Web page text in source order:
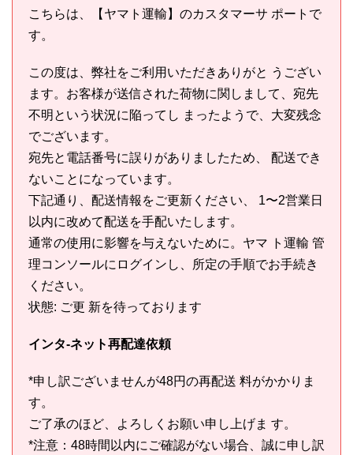
こちらは、【ヤマト運輸】のカスタマーサ ポートで
す。
この度は、弊社をご利用いただきありがと うござい
ます。お客様が送信された荷物に関しまして、宛先
不明という状況に陥ってし まったようで、大変残念
でございます。
宛先と電話番号に誤りがありましたため、 配送でき
ないことになっています。
下記通り、配送情報をご更新ください、 1〜2営業日
以内に改めて配送を手配いたします。
通常の使用に影響を与えないために。ヤマ ト運輸 管
理コンソールにログインし、所定の手順でお手続き
ください。
状態: ご更 新を待っております
インタ-ネット再配達依頼
*申し訳ございませんが48円の再配送 料がかかりま
す。
ご了承のほど、よろしくお願い申し上げま す。
*注意：48時間以内にご確認がない場合、誠に申し訳